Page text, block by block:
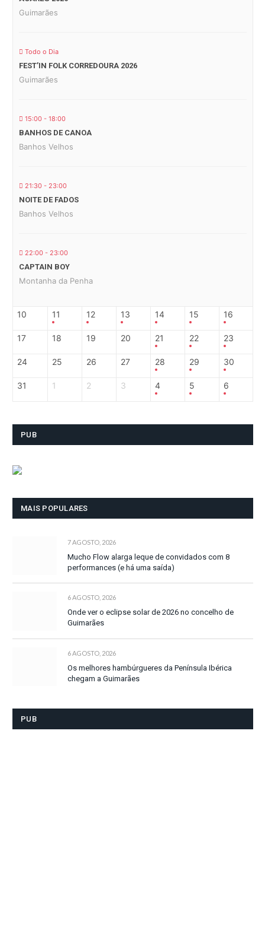
Guimarães
Todo o Dia
FEST’IN FOLK CORREDOURA 2026
Guimarães
15:00 - 18:00
BANHOS DE CANOA
Banhos Velhos
21:30 - 23:00
NOITE DE FADOS
Banhos Velhos
22:00 - 23:00
CAPTAIN BOY
Montanha da Penha
10 11 12 13 14 15 16
17 18 19 20 21 22 23
24 25 26 27 28 29 30
31 1 2 3 4 5 6
PUB
MAIS POPULARES
7 AGOSTO, 2026
Mucho Flow alarga leque de convidados com 8
performances (e há uma saída)
6 AGOSTO, 2026
Onde ver o eclipse solar de 2026 no concelho de
Guimarães
6 AGOSTO, 2026
Os melhores hambúrgueres da Península Ibérica
chegam a Guimarães
PUB